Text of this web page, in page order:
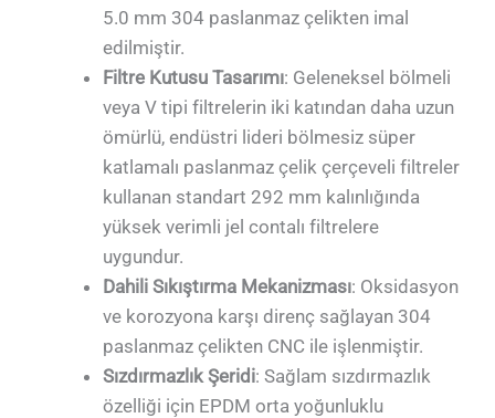
5.0 mm 304 paslanmaz çelikten imal
edilmiştir.
Filtre Kutusu Tasarımı: Geleneksel bölmeli
veya V tipi filtrelerin iki katından daha uzun
ömürlü, endüstri lideri bölmesiz süper
katlamalı paslanmaz çelik çerçeveli filtreler
kullanan standart 292 mm kalınlığında
yüksek verimli jel contalı filtrelere
uygundur.
Dahili Sıkıştırma Mekanizması: Oksidasyon
ve korozyona karşı direnç sağlayan 304
paslanmaz çelikten CNC ile işlenmiştir.
Sızdırmazlık Şeridi: Sağlam sızdırmazlık
özelliği için EPDM orta yoğunluklu